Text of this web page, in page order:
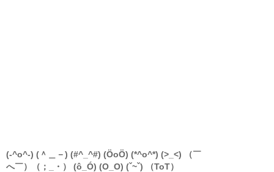
(-^o^-) (＾＿－) (#^_^#) (ÖoÖ) (*^o^*) (>_<) （￣
へ￣）（；_・） (ô_Ó) (O_O) (ˇ~ˇ) （ToT）